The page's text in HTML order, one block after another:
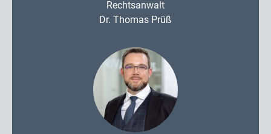
Rechtsanwalt
Dr. Thomas Prüß